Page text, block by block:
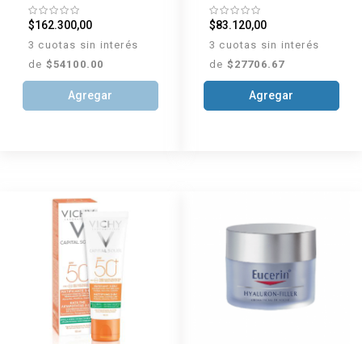
$162.300,00
3 cuotas sin interés
de $54100.00
Agregar
ml
$83.120,00
3 cuotas sin interés
de $27706.67
Agregar